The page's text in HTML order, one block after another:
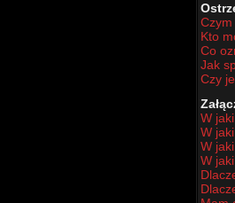
Kto
Co
Jak
Czy
W
W
W
W